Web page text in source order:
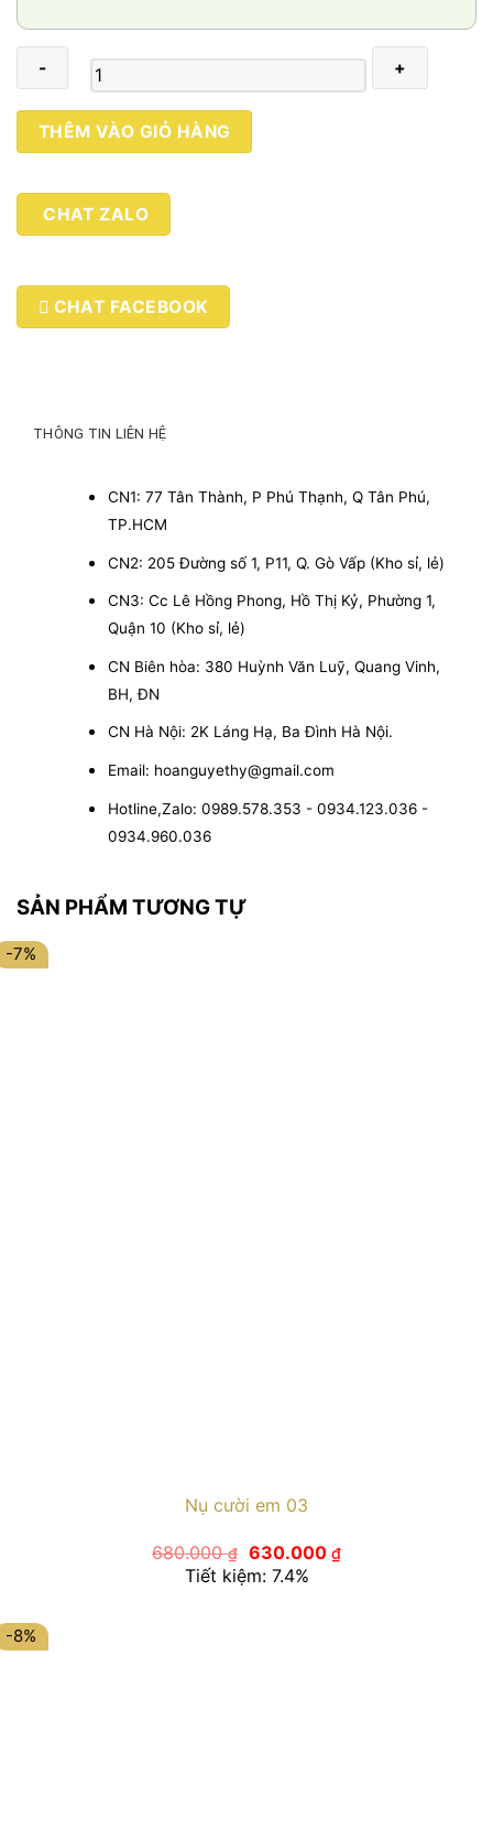
Giỏ
hoa
cấp
004
THÊM VÀO GIỎ HÀNG
CHAT ZALO
CHAT FACEBOOK
THÔNG TIN LIÊN HỆ
CN1: 77 Tân Thành, P Phú Thạnh, Q Tân Phú,
TP.HCM
CN2: 205 Đường số 1, P11, Q. Gò Vấp (Kho sỉ, lẻ)
CN3: Cc Lê Hồng Phong, Hồ Thị Kỷ, Phường 1,
Quận 10 (Kho sỉ, lẻ)
CN Biên hòa: 380 Huỳnh Văn Luỹ, Quang Vinh,
BH, ĐN
CN Hà Nội: 2K Láng Hạ, Ba Đình Hà Nội.
Email: hoanguyethy@gmail.com
Hotline,Zalo: 0989.578.353 - 0934.123.036 -
0934.960.036
SẢN PHẨM TƯƠNG TỰ
-7%
Nụ cười em 03
680.000₫ Giá
gốc
là:
630.000 ₫Giá
hiện
Tiết kiệm: 7.4%
-8%